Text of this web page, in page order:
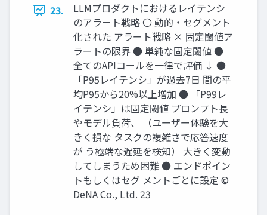
23.
LLMプロダクトにおけるレイテンシ
のアラート戦略 〇 動的・セグメント
化された アラート戦略 × 固定閾値ア
ラートの限界 ● 単純な固定閾値 ●
全てのAPIコールを一律で評価 ↓ ●
「P95レイテンシ」が過去7日 間の平
均P95から20%以上増加 ● 「P99レ
イテンシ」は固定閾値 プロンプト長
やモデル負荷、 （ユーザー体験を大
きく損な タスクの複雑さで応答速度
が う極端な遅延を検知） 大きく変動
してしまうため困難 ● エンドポイン
トもしくはセグ メントごとに設定 ©
DeNA Co., Ltd. 23